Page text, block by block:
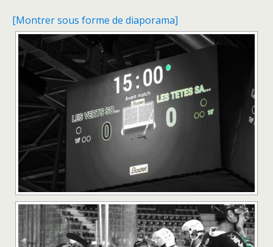
[Montrer sous forme de diaporama]